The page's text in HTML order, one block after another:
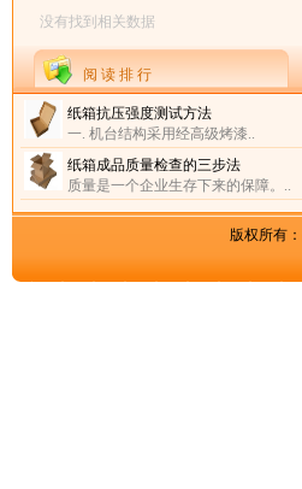
没有找到相关数据
阅 读 排 行
纸箱抗压强度测试方法
一. 机台结构采用经高级烤漆..
纸箱成品质量检查的三步法
质量是一个企业生存下来的保障。..
版权所有：